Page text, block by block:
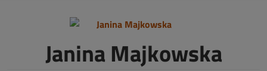
Janina Majkowska